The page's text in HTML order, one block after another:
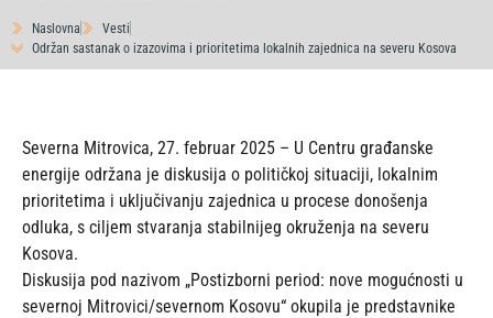
Naslovna
Vesti
Održan sastanak o izazovima i prioritetima lokalnih zajednica na severu Kosova
Severna Mitrovica, 27. februar 2025 – U Centru građanske
energije održana je diskusija o političkoj situaciji, lokalnim
prioritetima i uključivanju zajednica u procese donošenja
odluka, s ciljem stvaranja stabilnijeg okruženja na severu
Kosova.
Diskusija pod nazivom „Postizborni period: nove mogućnosti u
severnoj Mitrovici/severnom Kosovu“ okupila je predstavnike